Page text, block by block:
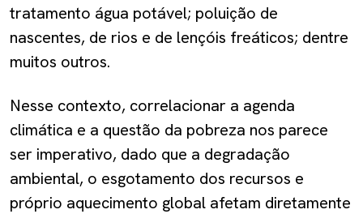
tratamento água potável; poluição de
nascentes, de rios e de lençóis freáticos; dentre
muitos outros.
Nesse contexto, correlacionar a agenda
climática e a questão da pobreza nos parece
ser imperativo, dado que a degradação
ambiental, o esgotamento dos recursos e
próprio aquecimento global afetam diretamente